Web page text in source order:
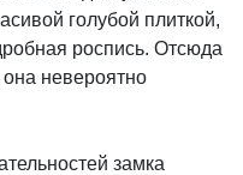
голубой плиткой,
роспись. Отсюда
она невероятно
замка